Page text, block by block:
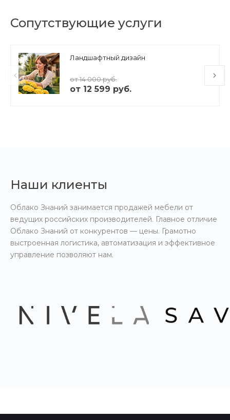
Сопутствующие услуги
Ландшафтный дизайн
от 14 000 руб.
от 12 599 руб.
Наши клиенты
Облако Знаний занимается продажей мебели от
ведущих российских производителей. Главное отличие
Облако Знаний от конкурентов — цены. Грамотно
выстроенная логистика, автоматизация и эффективное
управление позволяют нам.